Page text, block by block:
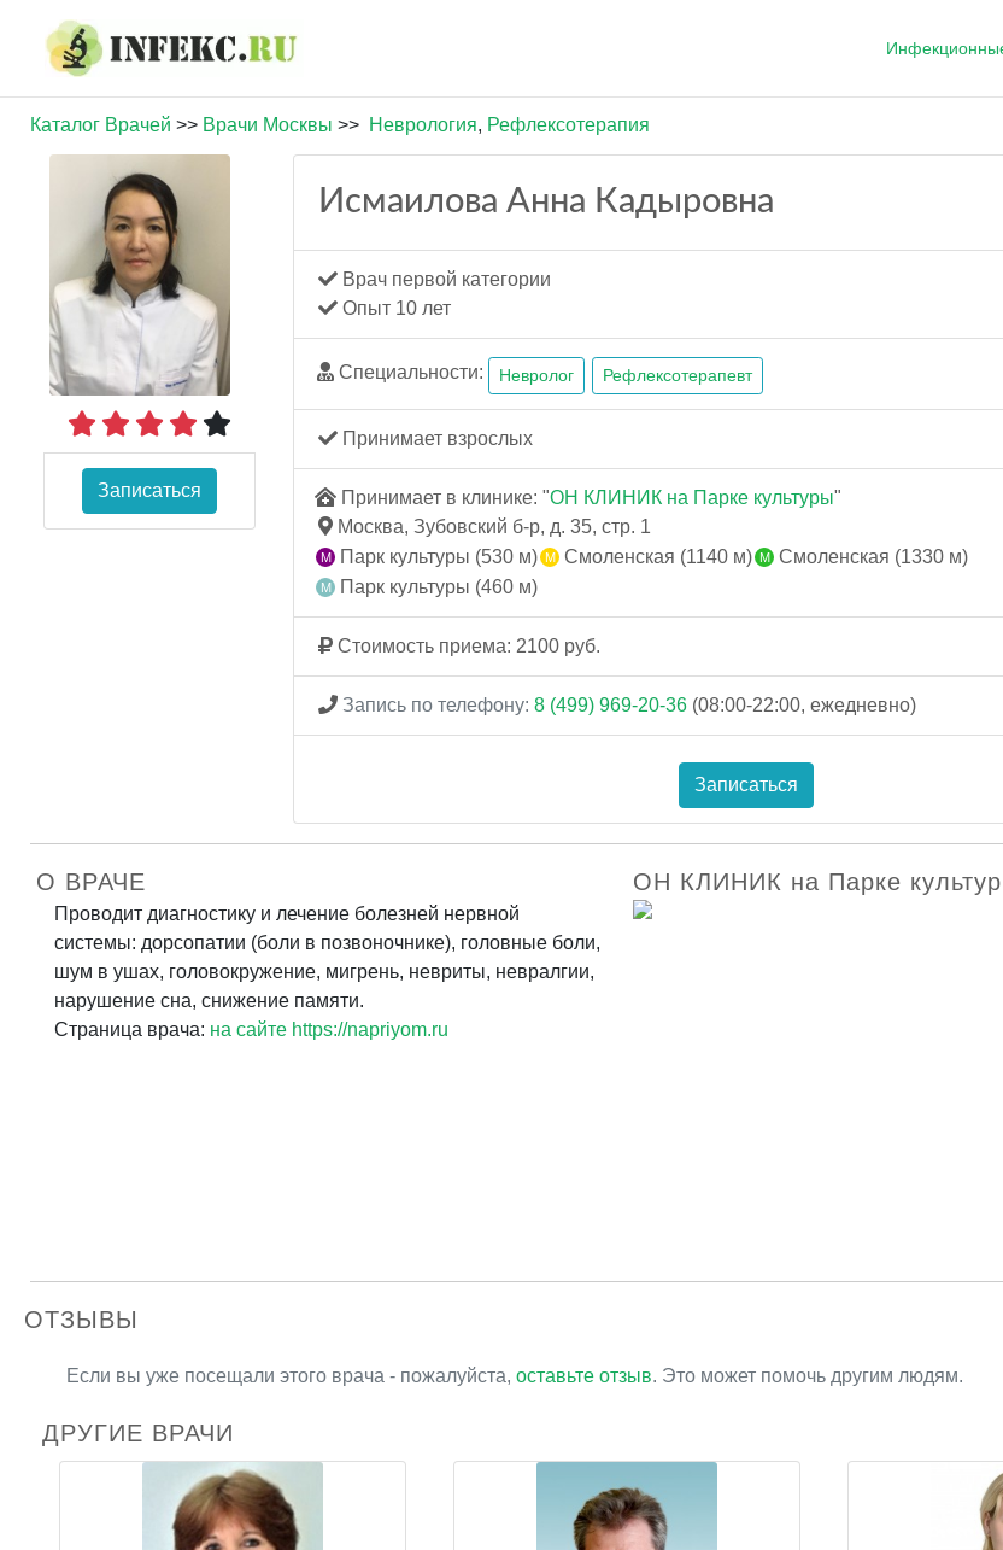
Каталог Врачей >> Врачи Москвы >> Неврология, Рефлексотерапия
Записаться
Исмаилова Анна Кадыровна
Врач первой категории
Опыт 10 лет
Специальности: Невролог Рефлексотерапевт
Принимает взрослых
Принимает в клинике: "ОН КЛИНИК на Парке культуры"
Москва, Зубовский б-р, д. 35, стр. 1
Парк культуры (530 м)
Смоленская (1140 м)
Смоленская (1330 м)
Парк культуры (460 м)
Стоимость приема: 2100 руб.
Запись по телефону: 8 (499) 969-20-36 (08:00-22:00, ежедневно)
Записаться
О ВРАЧЕ
Проводит диагностику и лечение болезней нервной
системы: дорсопатии (боли в позвоночнике), головные боли,
шум в ушах, головокружение, мигрень, невриты, невралгии,
нарушение сна, снижение памяти.
Страница врача: на сайте https://napriyom.ru
ОН КЛИНИК на Парке
ОТЗЫВЫ
Если вы уже посещали этого врача - пожалуйста, оставьте отзыв. Это может помочь другим людям.
ДРУГИЕ ВРАЧИ